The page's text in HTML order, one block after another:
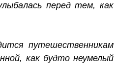
перед тем, как
путешественникам
как будто неумелый